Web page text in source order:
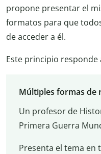
propone presentar el
formatos para que
de acceder a él.
Este principio responde
Múltiples formas de
Un profesor de
Primera Guerra
Presenta el tema